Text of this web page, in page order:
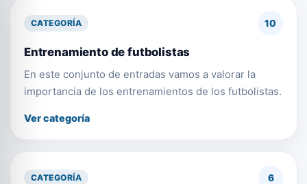
CATEGORÍA 10
Entrenamiento de futbolistas
En este conjunto de entradas vamos a valorar la
importancia de los entrenamientos de los futbolistas.
Ver categoría
CATEGORÍA 6